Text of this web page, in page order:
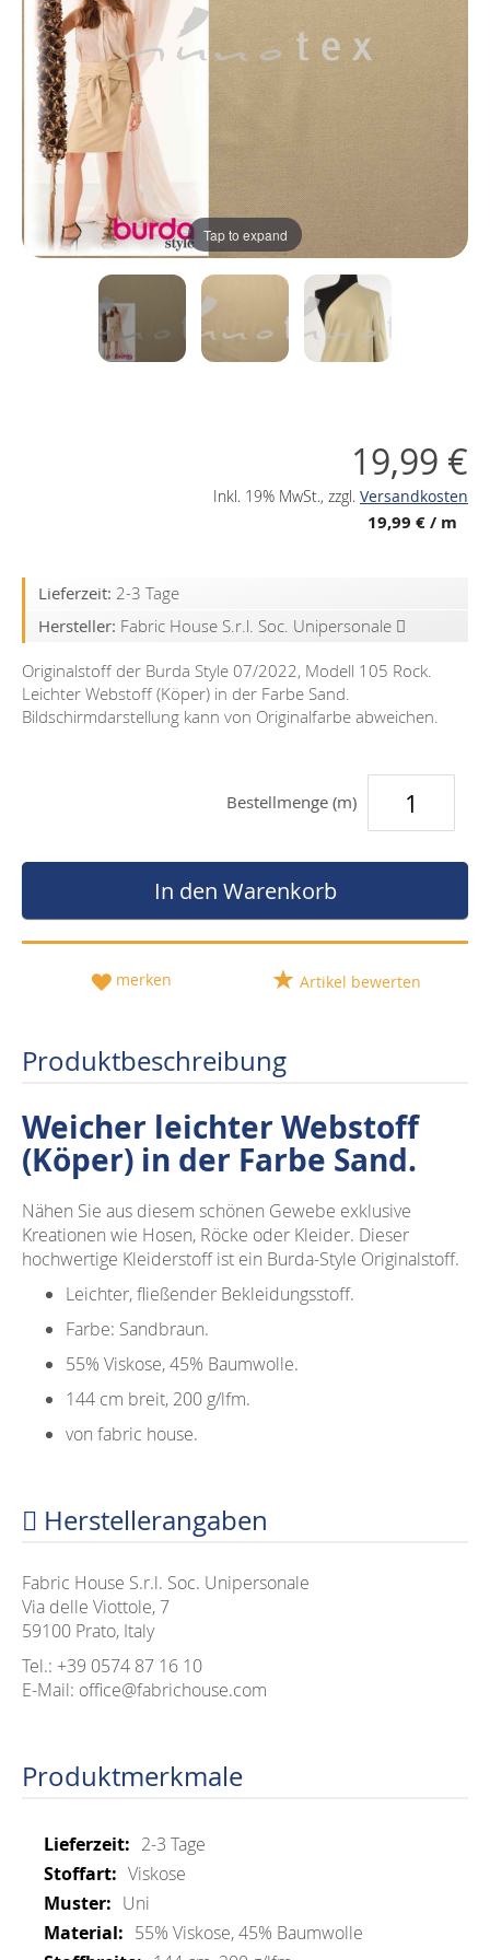
Tap to expand
19,99 €
Inkl. 19% MwSt., zzgl. Versandkosten
19,99 €/ m
Lieferzeit: 2-3 Tage
Hersteller: Fabric House S.r.l. Soc. Unipersonale
Originalstoff der Burda Style 07/2022, Modell 105 Rock.
Leichter Webstoff (Köper) in der Farbe Sand.
Bildschirmdarstellung kann von Originalfarbe abweichen.
Bestellmenge (m)
In den Warenkorb
merken Artikel bewerten
Produktbeschreibung
Weicher leichter Webstoff
(Köper) in der Farbe Sand.
Nähen Sie aus diesem schönen Gewebe exklusive
Kreationen wie Hosen, Röcke oder Kleider. Dieser
hochwertige Kleiderstoff ist ein Burda-Style Originalstoff.
Leichter, fließender Bekleidungsstoff.
Farbe: Sandbraun.
55% Viskose, 45% Baumwolle.
144 cm breit, 200 g/lfm.
von fabric house.
Herstellerangaben
Fabric House S.r.l. Soc. Unipersonale
Via delle Viottole, 7
59100 Prato, Italy
Tel.: +39 0574 87 16 10
E-Mail: office@fabrichouse.com
Produktmerkmale
Mehr
Informationen
2-3 Tage
Viskose
Uni
55% Viskose, 45% Baumwolle